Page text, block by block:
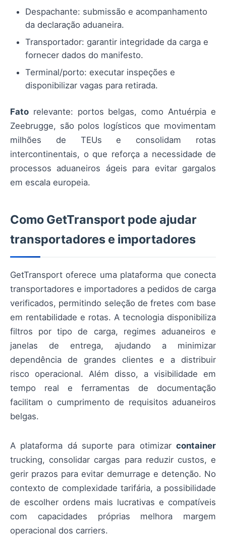
Despachante: submissão e acompanhamento
da declaração aduaneira.
Transportador: garantir integridade da carga e
fornecer dados do manifesto.
Terminal/porto: executar inspeções e
disponibilizar vagas para retirada.
Fato relevante: portos belgas, como Antuérpia e
Zeebrugge, são polos logísticos que movimentam
milhões de TEUs e consolidam rotas
intercontinentais, o que reforça a necessidade de
processos aduaneiros ágeis para evitar gargalos
em escala europeia.
Como GetTransport pode ajudar
transportadores e importadores
GetTransport oferece uma plataforma que conecta
transportadores e importadores a pedidos de carga
verificados, permitindo seleção de fretes com base
em rentabilidade e rotas. A tecnologia disponibiliza
filtros por tipo de carga, regimes aduaneiros e
janelas de entrega, ajudando a minimizar
dependência de grandes clientes e a distribuir
risco operacional. Além disso, a visibilidade em
tempo real e ferramentas de documentação
facilitam o cumprimento de requisitos aduaneiros
belgas.
A plataforma dá suporte para otimizar container
trucking, consolidar cargas para reduzir custos, e
gerir prazos para evitar demurrage e detenção. No
contexto de complexidade tarifária, a possibilidade
de escolher ordens mais lucrativas e compatíveis
com capacidades próprias melhora margem
operacional dos carriers.